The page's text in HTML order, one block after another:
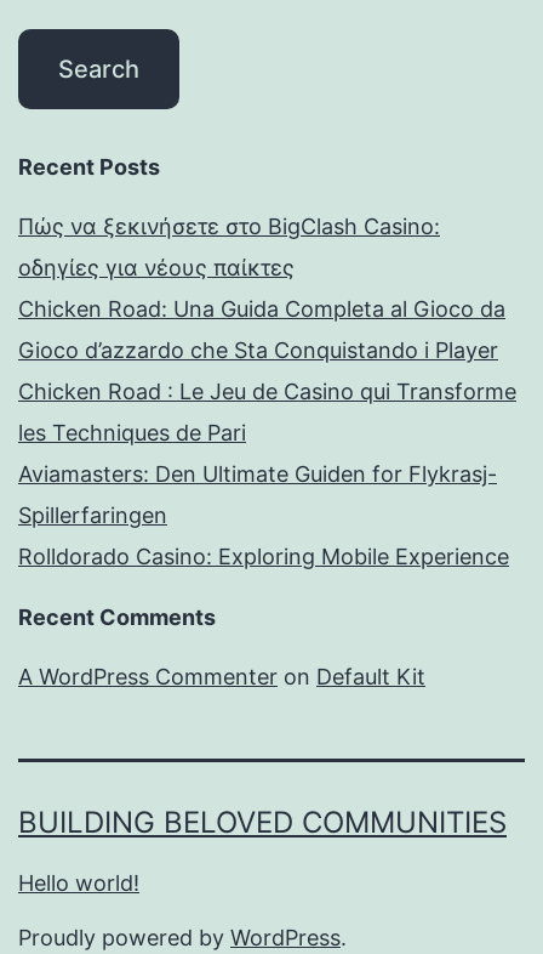
Recent Posts
Πώς να ξεκινήσετε στο BigClash Casino:
οδηγίες για νέους παίκτες
Chicken Road: Una Guida Completa al Gioco da
Gioco d’azzardo che Sta Conquistando i Player
Chicken Road : Le Jeu de Casino qui Transforme
les Techniques de Pari
Aviamasters: Den Ultimate Guiden for Flykrasj-
Spillerfaringen
Rolldorado Casino: Exploring Mobile Experience
Recent Comments
A WordPress Commenter on Default Kit
BUILDING BELOVED COMMUNITIES
Hello world!
Proudly powered by WordPress.